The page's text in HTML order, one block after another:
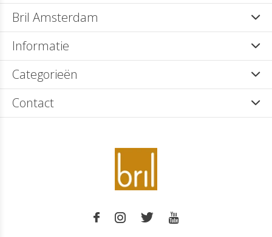
Bril Amsterdam
Informatie
Categorieën
Contact